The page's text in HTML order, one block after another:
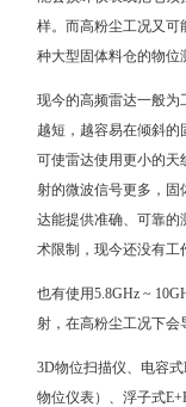
样。而高粉尘工况又可
种大型固体料仓的物位
现今的高频雷达一般为
越短，越容易在倾斜
可使雷达使用更小的天
射的微波信号更多，固
达能提供准确、可靠的
术限制，现今还没有工
也有使用5.8GHz ~
射，在高粉尘工况下会
3D物位扫描仪、电容
物位仪表）、浮子式